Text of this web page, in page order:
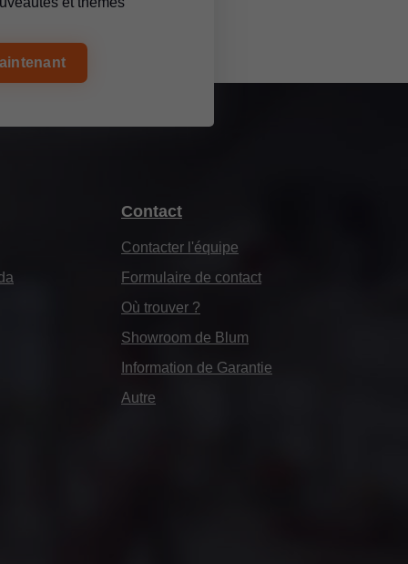
Contact
Contacter l'équipe
Formulaire de contact
Où trouver ?
Showroom de Blum
Information de Garantie
Autre